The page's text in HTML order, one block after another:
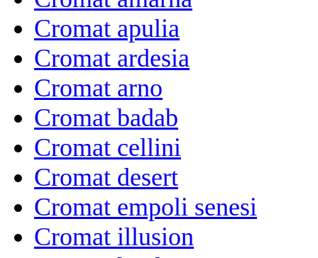
Cromat apulia
Cromat ardesia
Cromat arno
Cromat badab
Cromat cellini
Cromat desert
Cromat empoli senesi
Cromat illusion